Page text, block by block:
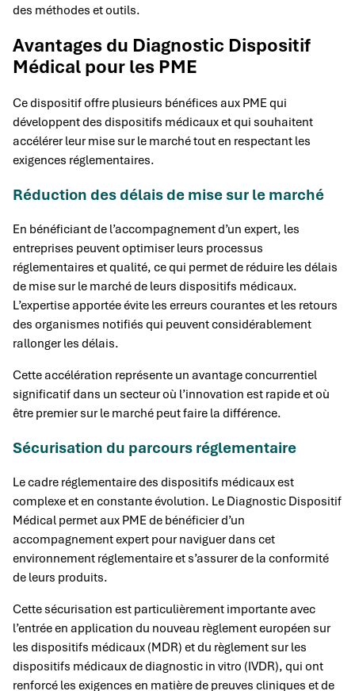
des méthodes et outils.
Avantages du Diagnostic Dispositif
Médical pour les PME
Ce dispositif offre plusieurs bénéfices aux PME qui
développent des dispositifs médicaux et qui souhaitent
accélérer leur mise sur le marché tout en respectant les
exigences réglementaires.
Réduction des délais de mise sur le marché
En bénéficiant de l’accompagnement d’un expert, les
entreprises peuvent optimiser leurs processus
réglementaires et qualité, ce qui permet de réduire les délais
de mise sur le marché de leurs dispositifs médicaux.
L’expertise apportée évite les erreurs courantes et les retours
des organismes notifiés qui peuvent considérablement
rallonger les délais.
Cette accélération représente un avantage concurrentiel
significatif dans un secteur où l’innovation est rapide et où
être premier sur le marché peut faire la différence.
Sécurisation du parcours réglementaire
Le cadre réglementaire des dispositifs médicaux est
complexe et en constante évolution. Le Diagnostic Dispositif
Médical permet aux PME de bénéficier d’un
accompagnement expert pour naviguer dans cet
environnement réglementaire et s’assurer de la conformité
de leurs produits.
Cette sécurisation est particulièrement importante avec
l’entrée en application du nouveau règlement européen sur
les dispositifs médicaux (MDR) et du règlement sur les
dispositifs médicaux de diagnostic in vitro (IVDR), qui ont
renforcé les exigences en matière de preuves cliniques et de